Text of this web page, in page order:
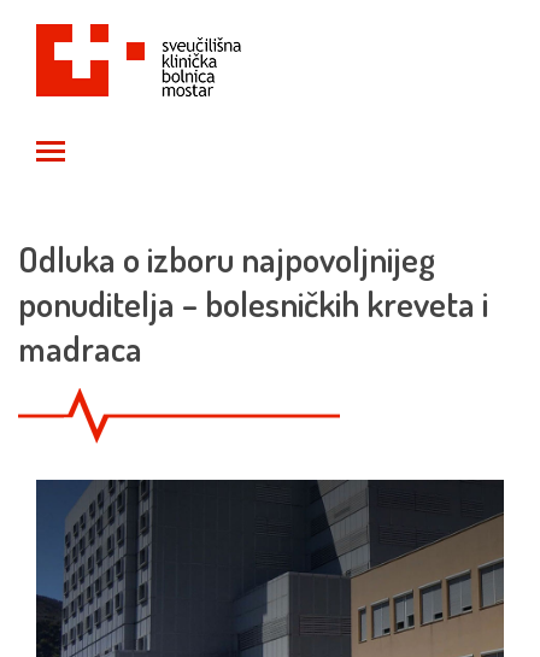
Odluka o izboru najpovoljnijeg
ponuditelja – bolesničkih kreveta i
madraca